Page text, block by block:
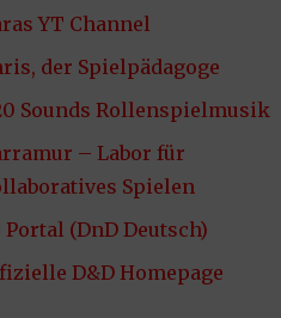
YT Channel
der Spielpädagoge
Sounds Rollenspielmusik
– Labor für
Spielen
Portal (DnD Deutsch)
D&D Homepage